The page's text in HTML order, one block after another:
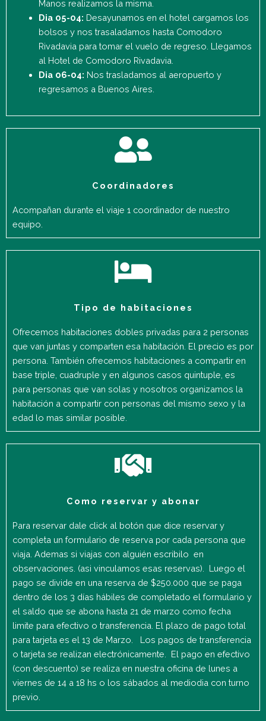
Manos realizamos la misma.
Dia 05-04: Desayunamos en el hotel cargamos los
bolsos y nos trasaladamos hasta Comodoro
Rivadavia para tomar el vuelo de regreso. Llegamos
al Hotel de Comodoro Rivadavia.
Dia 06-04: Nos trasladamos al aeropuerto y
regresamos a Buenos Aires.
Coordinadores
Acompañan durante el viaje 1 coordinador de nuestro
equipo.
Tipo de habitaciones
Ofrecemos habitaciones dobles privadas para 2 personas
que van juntas y comparten esa habitación. El precio es por
persona. También ofrecemos habitaciones a compartir en
base triple, cuadruple y en algunos casos quintuple, es
para personas que van solas y nosotros organizamos la
habitación a compartir con personas del mismo sexo y la
edad lo mas similar posible.
Como reservar y abonar
Para reservar dale click al botón que dice reservar y
completa un formulario de reserva por cada persona que
viaja. Ademas si viajas con alguién escribilo en
observaciones. (asi vinculamos esas reservas). Luego el
pago se divide en una reserva de $250.000 que se paga
dentro de los 3 días hábiles de completado el formulario y
el saldo que se abona hasta 21 de marzo como fecha
limite para efectivo o transferencia. El plazo de pago total
para tarjeta es el 13 de Marzo. Los pagos de transferencia
o tarjeta se realizan electrónicamente. El pago en efectivo
(con descuento) se realiza en nuestra oficina de lunes a
viernes de 14 a 18 hs o los sábados al mediodia con turno
previo.